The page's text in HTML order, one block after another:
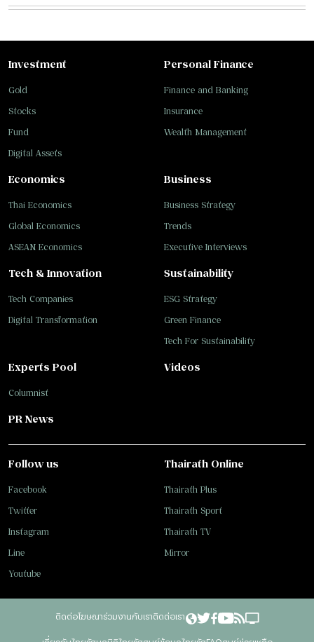
Investment
Gold
Stocks
Fund
Digital Assets
Personal Finance
Finance and Banking
Insurance
Wealth Management
Business
Business Strategy
Trends
Executive Interviews
Tech & Innovation
Tech Companies
Digital Transformation
Sustainability
ESG Strategy
Green Finance
Tech For Sustainability
Economics
Thai Economics
Global Economics
ASEAN Economics
Experts Pool
Columnist
Videos
PR News
Follow us
Facebook
Twitter
Instagram
Line
Youtube
Thairath Online
Thairath Plus
Thairath Sport
Thairath TV
Mirror
ติดต่อโฆษณาร่วมงานกับเราติดต่อเรา